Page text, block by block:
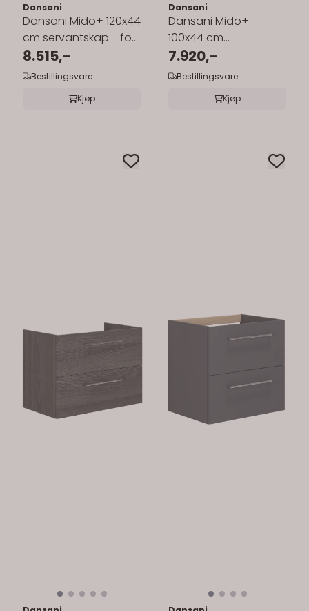
Dansani
Dansani Mido+ 120x44
cm servantskap - for
enkel servant
8.515,-
Bestillingsvare
Kjøp
Dansani
Dansani Mido+
100x44 cm
servantskap - for
enkel servant
7.920,-
Bestillingsvare
Kjøp